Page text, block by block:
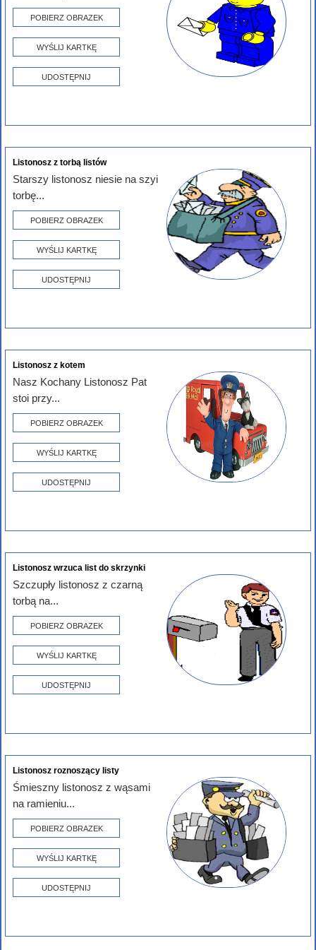
POBIERZ OBRAZEK
WYŚLIJ KARTKĘ
UDOSTĘPNIJ
Listonosz z torbą listów
Starszy listonosz niesie na szyi
torbę...
POBIERZ OBRAZEK
WYŚLIJ KARTKĘ
UDOSTĘPNIJ
Listonosz z kotem
Nasz Kochany Listonosz Pat
stoi przy...
POBIERZ OBRAZEK
WYŚLIJ KARTKĘ
UDOSTĘPNIJ
Listonosz wrzuca list do skrzynki
Szczupły listonosz z czarną
torbą na...
POBIERZ OBRAZEK
WYŚLIJ KARTKĘ
UDOSTĘPNIJ
Listonosz roznoszący listy
Śmieszny listonosz z wąsami
na ramieniu...
POBIERZ OBRAZEK
WYŚLIJ KARTKĘ
UDOSTĘPNIJ